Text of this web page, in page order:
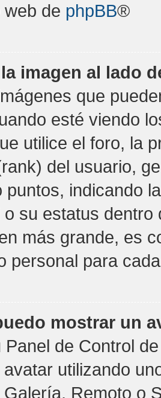
web de phpBB®
imagen al lado
que
esté viendo
utilice el foro, la
del usuario,
puntos, indicando
o su estatus
más grande, es
personal para
mostrar un
de Control
utilizando
Remoto o